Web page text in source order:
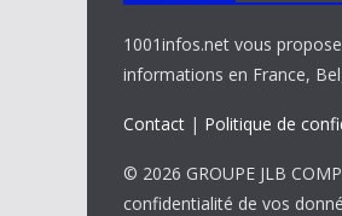
1001infos.net vous
informations en France,
Contact | Politique de
© 2026 GROUPE JLB
confidentialité de vos